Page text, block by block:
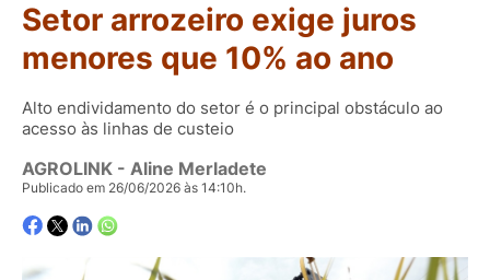
Setor arrozeiro exige juros
menores que 10% ao ano
Alto endividamento do setor é o principal obstáculo ao
acesso às linhas de custeio
AGROLINK - Aline Merladete
Publicado em 26/06/2026 às 14:10h.